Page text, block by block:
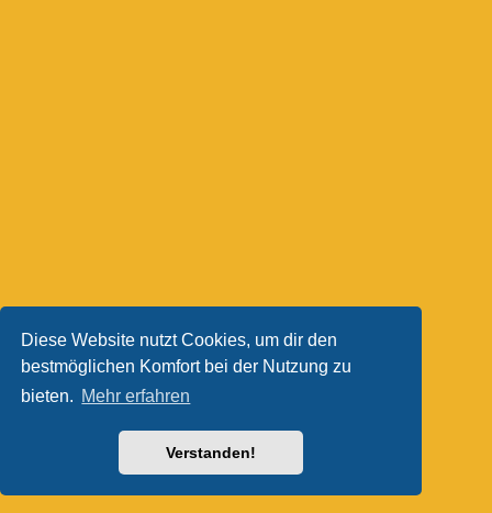
Diese Website nutzt Cookies, um dir den
bestmöglichen Komfort bei der Nutzung zu
bieten. Mehr erfahren
Verstanden!